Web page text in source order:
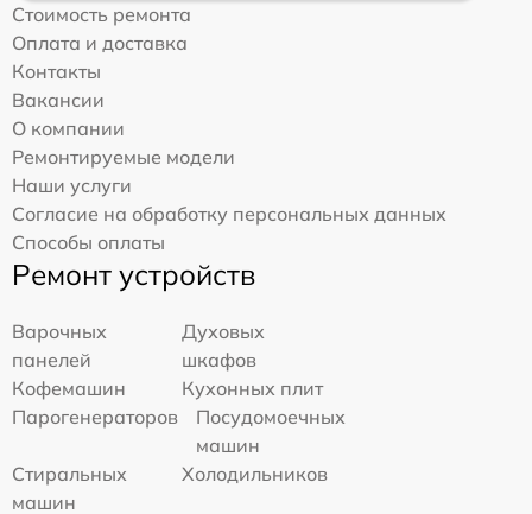
Стоимость ремонта
Оплата и доставка
Контакты
Вакансии
О компании
Ремонтируемые модели
Наши услуги
Согласие на обработку персональных данных
Способы оплаты
Ремонт устройств
Варочных
панелей
Духовых
шкафов
Кофемашин
Кухонных плит
Парогенераторов
Посудомоечных
машин
Стиральных
машин
Холодильников